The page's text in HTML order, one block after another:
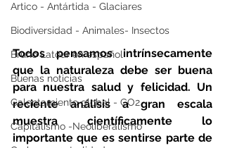
Artico - Antártida - Glaciares
Biodiversidad - Animales- Insectos
Bruno Latour en español
Buenas noticias
Calentamiento global - CO2
Capitalismo -Neoliberalismo
Todos pensamos intrínsecamente
que la naturaleza debe ser buena
para nuestra salud y felicidad. Un
reciente análisis a gran escala
muestra científicamente lo
importante que es sentirse parte de